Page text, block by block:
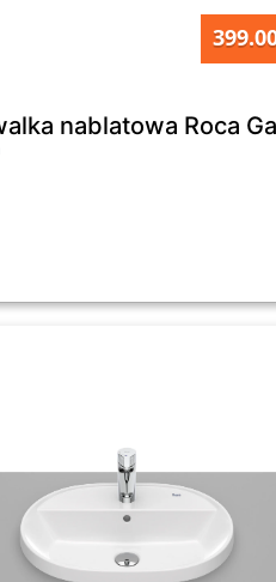
nablatowa Roca